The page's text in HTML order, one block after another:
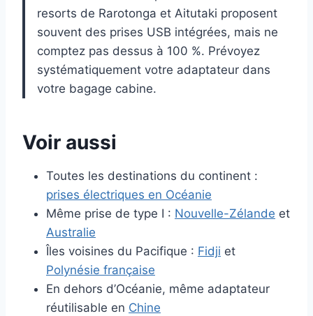
resorts de Rarotonga et Aitutaki proposent
souvent des prises USB intégrées, mais ne
comptez pas dessus à 100 %. Prévoyez
systématiquement votre adaptateur dans
votre bagage cabine.
Voir aussi
Toutes les destinations du continent :
prises électriques en Océanie
Même prise de type I : Nouvelle-Zélande et
Australie
Îles voisines du Pacifique : Fidji et
Polynésie française
En dehors d’Océanie, même adaptateur
réutilisable en Chine